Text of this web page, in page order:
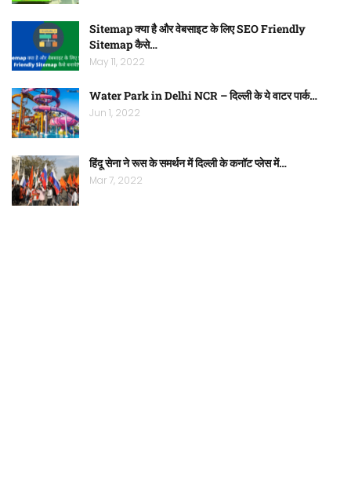
Sitemap क्या है और वेबसाइट के लिए SEO Friendly
Sitemap कैसे…
May 11, 2022
Water Park in Delhi NCR – दिल्ली के ये वाटर पार्क…
Jun 1, 2022
हिंदू सेना ने रूस के समर्थन में दिल्ली के कनॉट प्लेस में…
Mar 7, 2022